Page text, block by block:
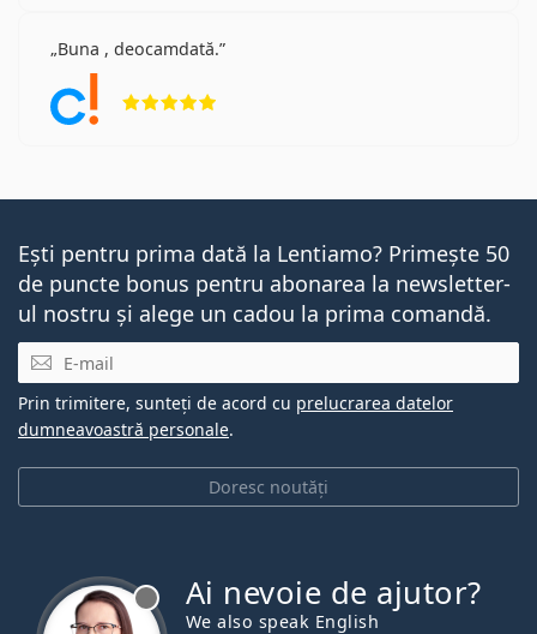
Buna , deocamdată.
Ești pentru prima dată la Lentiamo? Primește 50
de puncte bonus pentru abonarea la newsletter-
ul nostru și alege un cadou la prima comandă.
E-mail
Doresc noutăți
Prin trimitere, sunteți de acord cu prelucrarea datelor
dumneavoastră personale.
Ai nevoie de ajutor?
We also speak English